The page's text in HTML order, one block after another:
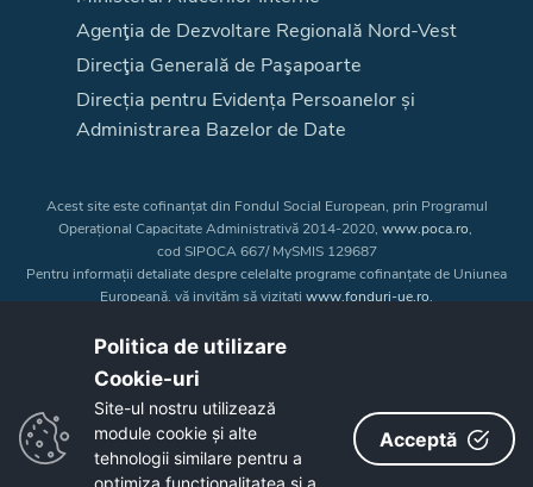
Agenţia de Dezvoltare Regională Nord-Vest
Direcţia Generală de Paşapoarte
Direcția pentru Evidența Persoanelor și
Administrarea Bazelor de Date
Acest site este cofinanțat din Fondul Social European, prin Programul
Operațional Capacitate Administrativă 2014-2020, www.poca.ro,
cod SIPOCA 667/ MySMIS 129687
Pentru informații detaliate despre celelalte programe cofinanțate de Uniunea
Europeană, vă invităm să vizitați www.fonduri-ue.ro.
a Uniunii Europene. Întreaga responsabilitate asupra
Copyright © 2026 - Consiliul Judeţean Bistrița-Năsăud
Politica de utilizare
Cookie-uri‎
Site-ul nostru utilizează
module cookie și alte
tehnologii similare pentru a
optimiza funcţionalitatea si a
Acceptă